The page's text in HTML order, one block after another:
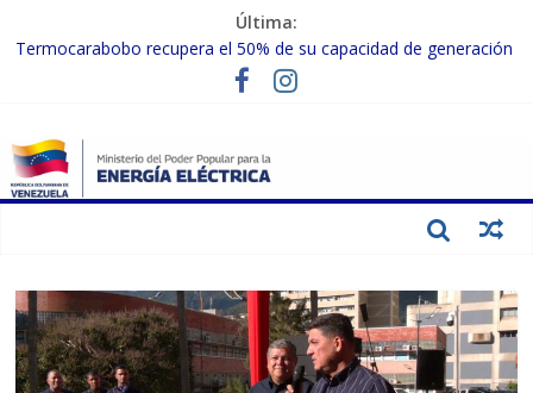
Última:
Termocarabobo recupera el 50% de su capacidad de generación
MPPEE avanza en la recuperación de infraestructuras eléctricas
Gobierno Nacional coordina acciones con el sector privado para
fortalecer el SEN ante el «Súper Niño»
Inspeccionan trabajos de rehabilitación en instalaciones del SEN